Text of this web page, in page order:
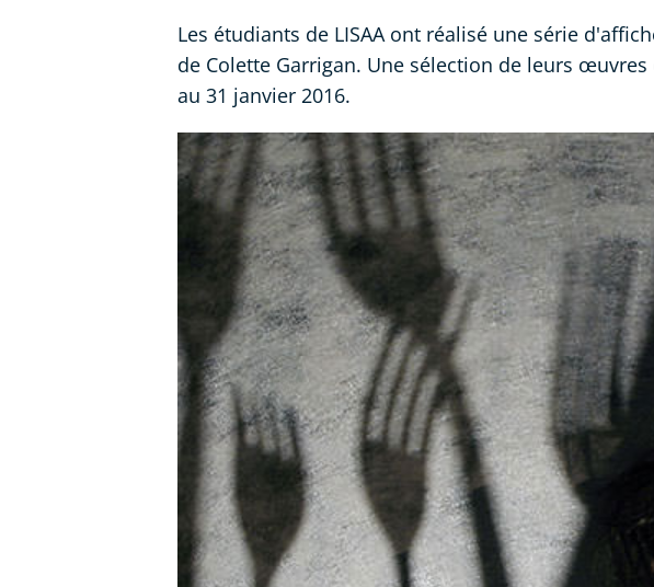
Les étudiants de LISAA ont réalisé une série
de Colette Garrigan. Une sélection de leurs
au 31 janvier 2016.